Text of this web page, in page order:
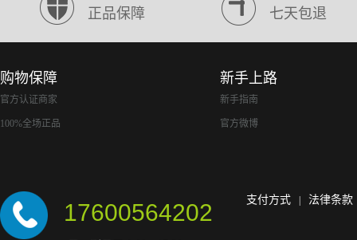
正品保障 七天包退
购物保障
官方认证商家
100%全场正品
新手上路
新手指南
官方微博
17600564202 支付方式 法律条款